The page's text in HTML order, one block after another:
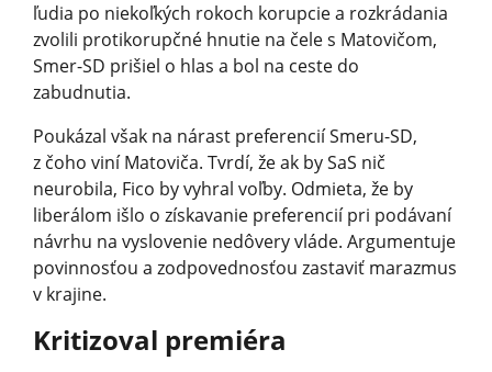
ľudia po niekoľkých rokoch korupcie a rozkrádania
zvolili protikorupčné hnutie na čele s Matovičom,
Smer-SD prišiel o hlas a bol na ceste do
zabudnutia.
Poukázal však na nárast preferencií Smeru-SD,
z čoho viní Matoviča. Tvrdí, že ak by SaS nič
neurobila, Fico by vyhral voľby. Odmieta, že by
liberálom išlo o získavanie preferencií pri podávaní
návrhu na vyslovenie nedôvery vláde. Argumentuje
povinnosťou a zodpovednosťou zastaviť marazmus
v krajine.
Kritizoval premiéra